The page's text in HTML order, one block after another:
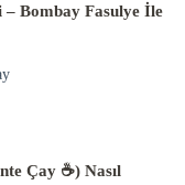
Bombay Fasulye İle
Çay ☕) Nasıl